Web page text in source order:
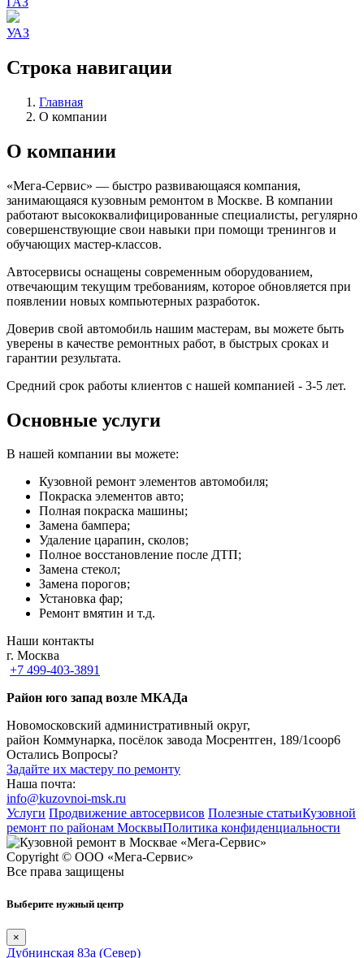
УАЗ
Строка навигации
Главная
О компании
О компании
«Мега-Сервис» — быстро развивающаяся компания,
занимающаяся кузовным ремонтом в Москве. В компании
работают высококвалифицированные специалисты, регулярно
совершенствующие свои навыки при помощи тренингов и
обучающих мастер-классов.
Автосервисы оснащены современным оборудованием,
отвечающим текущим требованиям, которое обновляется при
появлении новых компьютерных разработок.
Доверив свой автомобиль нашим мастерам, вы можете быть
уверены в качестве ремонтных работ, в быстрых сроках и
гарантии результата.
Средний срок работы клиентов с нашей компанией - 3-5 лет.
Основные услуги
В нашей компании вы можете:
Кузовной ремонт элементов автомобиля;
Покраска элементов авто;
Полная покраска машины;
Замена бампера;
Удаление царапин, сколов;
Полное восстановление после ДТП;
Замена стекол;
Замена порогов;
Установка фар;
Ремонт вмятин и т.д.
Наши контакты
г. Москва
+7 499-403-3891
Район юго запад возле МКАДа
Новомосковский административный округ,
район Коммунарка, посёлок завода Мосрентген, 189/1соор6
Остались Вопросы?
Задайте их мастеру по ремонту
Наша почта:
info@kuzovnoi-msk.ru
Услуги Продвижение автосервисов Полезные статьиКузовной
ремонт по районам МосквыПолитика конфиденциальности
Copyright © ООО «Мега-Сервис»
Все права защищены
Выберите нужный центр
×
Дубнинская 83а (Север)